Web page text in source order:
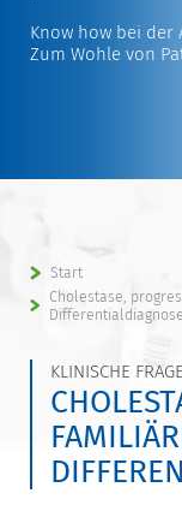
Know how bei der
Zum Wohle von
Start
Cholestase,
Differentialdiagnose
KLINISCHE